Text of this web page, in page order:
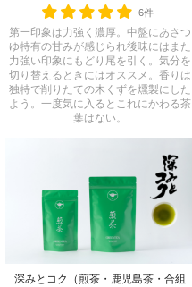
6件
第一印象は力強く濃厚。中盤にあさつ
ゆ特有の甘みが感じられ後味にはまた
力強い印象にもどり尾を引く。気分を
切り替えるときにはオススメ。香りは
独特で削りたての木くずを燻製にした
よう。一度気に入るとこれにかわる茶
葉はない。
深みとコク（煎茶・鹿児島茶・合組